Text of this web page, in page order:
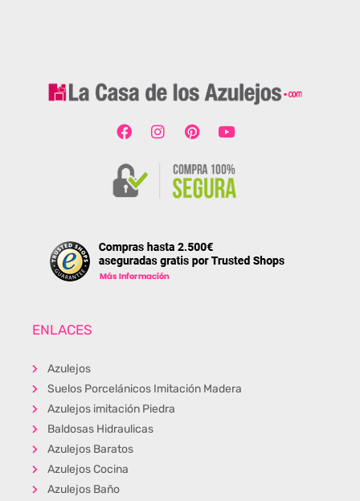
ENLACES
Azulejos
Suelos Porcelánicos Imitación Madera
Azulejos imitación Piedra
Baldosas Hidraulicas
Azulejos Baratos
Azulejos Cocina
Azulejos Baño